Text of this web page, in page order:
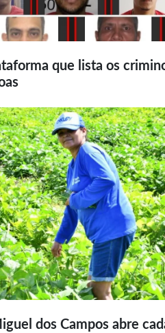
que lista os
dos Campos abre